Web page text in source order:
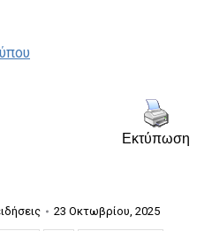
Εκτύπωση
23 Οκτωβρίου, 2025